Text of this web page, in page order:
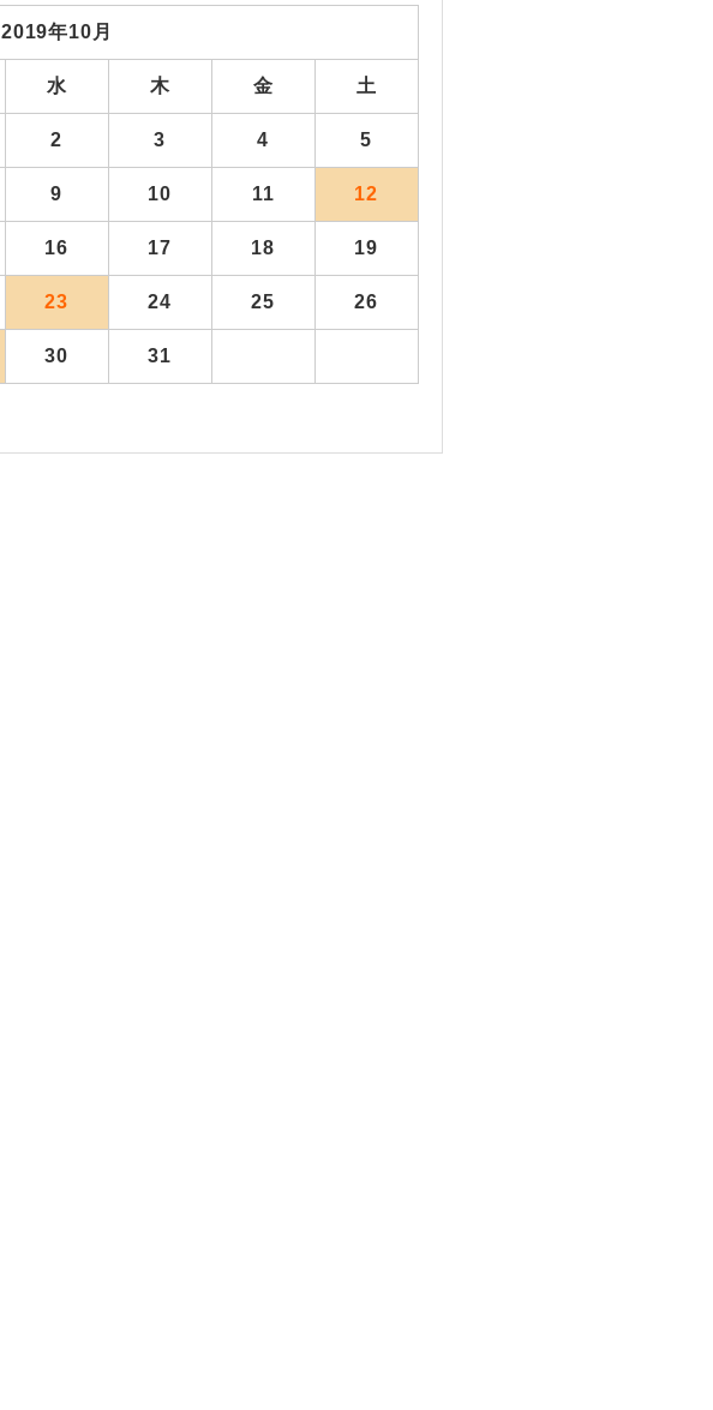
2019年10月
水 木 金 土
2 3 4 5
9 10 11 12
16 17 18 19
23 24 25 26
30 31